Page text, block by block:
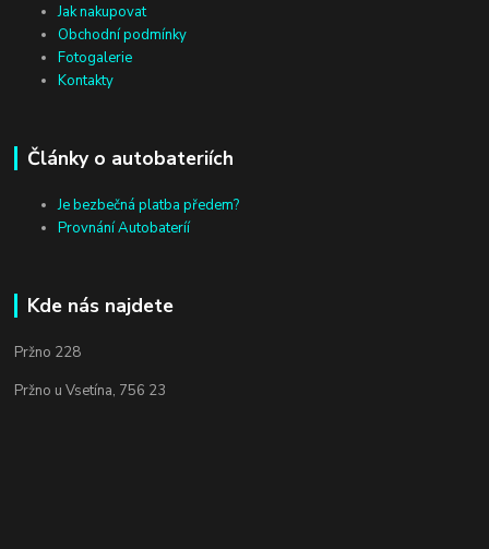
Jak nakupovat
Obchodní podmínky
Fotogalerie
Kontakty
Články o autobateriích
Je bezbečná platba předem?
Provnání Autobateríí
Kde nás najdete
Pržno 228
Pržno u Vsetína, 756 23